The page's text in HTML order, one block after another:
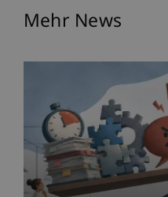
Mehr News